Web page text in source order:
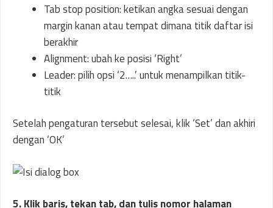
Tab stop position: ketikan angka sesuai dengan
margin kanan atau tempat dimana titik daftar isi
berakhir
Alignment: ubah ke posisi ‘Right’
Leader: pilih opsi ‘2…..’ untuk menampilkan titik-
titik
Setelah pengaturan tersebut selesai, klik ‘Set’ dan akhiri
dengan ‘OK’
5. Klik baris, tekan tab, dan tulis nomor halaman